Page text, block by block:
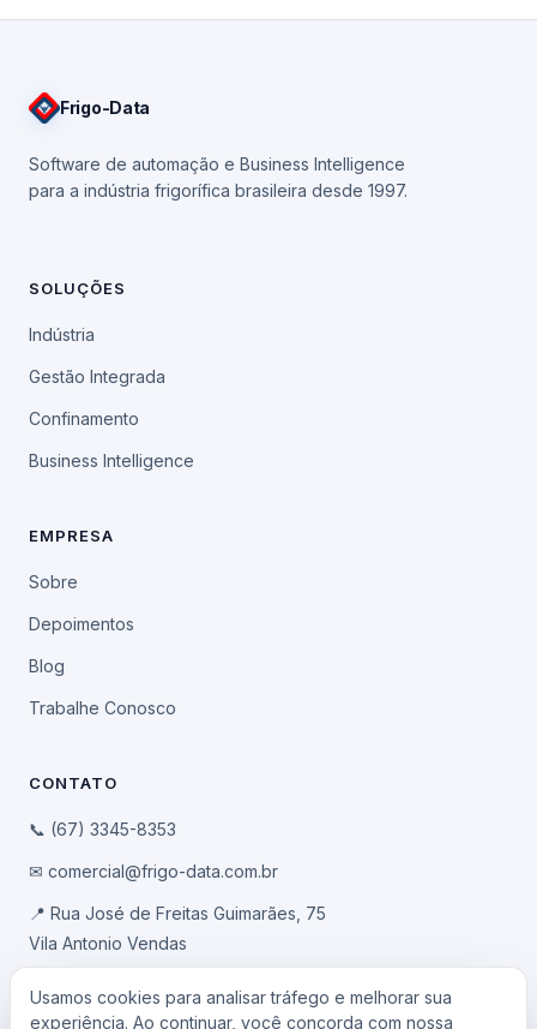
Frigo-Data
Software de automação e Business Intelligence
para a indústria frigorífica brasileira desde 1997.
SOLUÇÕES
Indústria
Gestão Integrada
Confinamento
Business Intelligence
EMPRESA
Sobre
Depoimentos
Blog
Trabalhe Conosco
CONTATO
📞 (67) 3345-8353
✉ comercial@frigo-data.com.br
📍 Rua José de Freitas Guimarães, 75
Vila Antonio Vendas
Campo Grande/MS · CEP 79041-100
Usamos cookies para analisar tráfego e melhorar sua
experiência. Ao continuar, você concorda com nossa